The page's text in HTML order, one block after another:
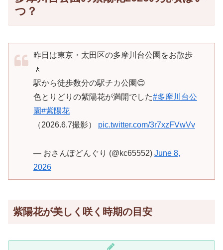
つ？
昨日は東京・太田区の多摩川台公園をお散歩
🚶
駅から徒歩数分の駅チカ公園😊
色とりどりの紫陽花が満開でした#多摩川台公
園#紫陽花
（2026.6.7撮影） pic.twitter.com/3r7xzFVwVv
— おさんぽどんぐり (@kc65552) June 8,
2026
紫陽花が美しく咲く時期の目安